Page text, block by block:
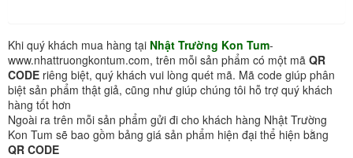
Khi quý khách mua hàng tại Nhật Trường Kon Tum-
www.nhattruongkontum.com, trên mỗi sản phẩm có một mã QR
CODE riêng biệt, quý khách vui lòng quét mã. Mã code giúp phân
biệt sản phẩm thật giả, cũng như giúp chúng tôi hỗ trợ quý khách
hàng tốt hơn
Ngoài ra trên mỗi sản phẩm gửi đi cho khách hàng Nhật Trường
Kon Tum sẽ bao gồm bảng giá sản phẩm hiện đại thể hiện bằng
QR CODE